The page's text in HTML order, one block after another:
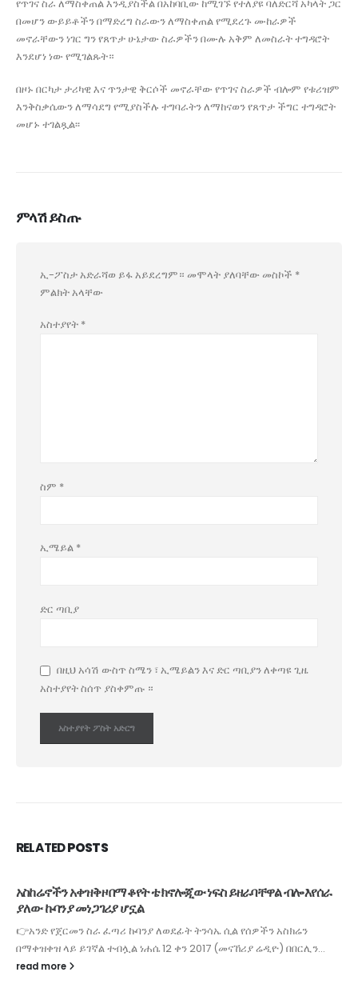
የጥገና ስራ ለማስቀጠል እንዲያስችል በአከባቢው ከሚገኙ የተለያዩ ባለድርሻ አካላት ጋር
በመሆን ውይይቶችን በማድረግ ስራውን ለማስቀጠል የሚደረጉ ሙከራዎች
መኖራቸውን ነገር ግን የጸጥታ ሁኔታው ስራዎችን በሙሉ አቅም ለመስራት ተግዳሮት
እንደሆነ ነው የሚገልጹት።
በዞኑ በርካታ ታሪካዊ እና ጥንታዊ ቅርሶች መኖራቸው የጥገና ስራዎች ብሎም የቱሪዝም
እንቅስቃሴውን ለማሳደግ የሚያስችሉ ተግባራትን ለማከናወን የጸጥታ ችግር ተግዳሮት
መሆኑ ተገልጿል፡፡
ምላሽ ይስጡ
ኢ-ፖስታ አድራሻወ ይፋ አይደረግም። መሞላት ያለባቸው መስኮች *
ምልክት አላቸው
አስተያየት *
ስም *
ኢሜይል *
ድር ጣቢያ
በዚህ አሳሽ ውስጥ ስሜን ፣ ኢሜይልን እና ድር ጣቢያን ለቀጣዩ ጊዜ
አስተያየት ስሰጥ ያስቀምጡ ።
RELATEDPOSTS
አስከሬኖችን አቀዝቅዞ በማቆየት ቴክኖሎጂው ነፍስ ይዘራባቸዋል ብሎ እየሰራ
ያለው ኩባንያ መነጋገሪያ ሆኗል
👉አንድ የጀርመን ስራ ፈጣሪ ኩባንያ ለወደፊት ትንሳኤ ሲል የሰዎችን አስክሬን
በማቀዝቀዝ ላይ ይገኛል ተብሏል ነሐሴ 12 ቀን 2017 (መናኸሪያ ሬዲዮ) በበርሊን...
read more